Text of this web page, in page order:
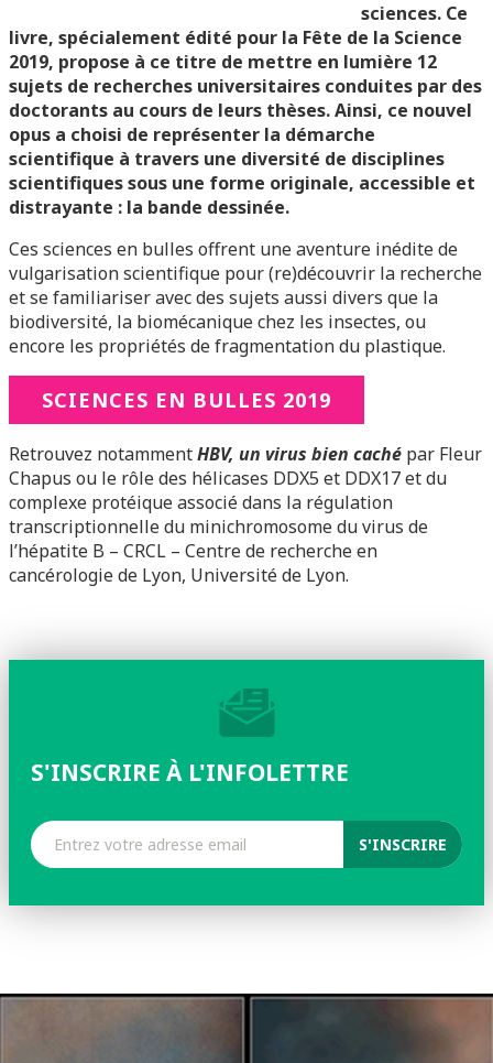
sciences. Ce
livre, spécialement édité pour la Fête de la Science
2019, propose à ce titre de mettre en lumière 12
sujets de recherches universitaires conduites par des
doctorants au cours de leurs thèses. Ainsi, ce nouvel
opus a choisi de représenter la démarche
scientifique à travers une diversité de disciplines
scientifiques sous une forme originale, accessible et
distrayante : la bande dessinée.
Ces sciences en bulles offrent une aventure inédite de
vulgarisation scientifique pour (re)découvrir la recherche
et se familiariser avec des sujets aussi divers que la
biodiversité, la biomécanique chez les insectes, ou
encore les propriétés de fragmentation du plastique.
SCIENCES EN BULLES 2019
Retrouvez notammentHBV, un virus bien caché par Fleur
Chapus ou le rôle des hélicases DDX5 et DDX17 et du
complexe protéique associé dans la régulation
transcriptionnelle du minichromosome du virus de
l’hépatite B – CRCL – Centre de recherche en
cancérologie de Lyon, Université de Lyon.
S'INSCRIRE À L'INFOLETTRE